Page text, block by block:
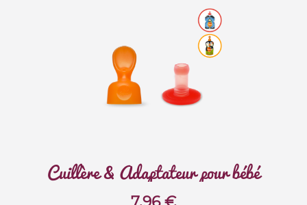
Cuillère & Adaptateur pour bébé
7,96€